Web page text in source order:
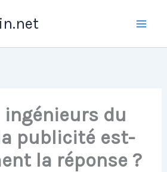
ingénieurs du
publicité est-
la réponse ?